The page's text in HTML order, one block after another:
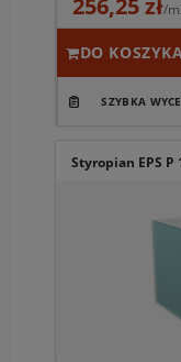
256,25 zł/
DO
Styropian EPS P